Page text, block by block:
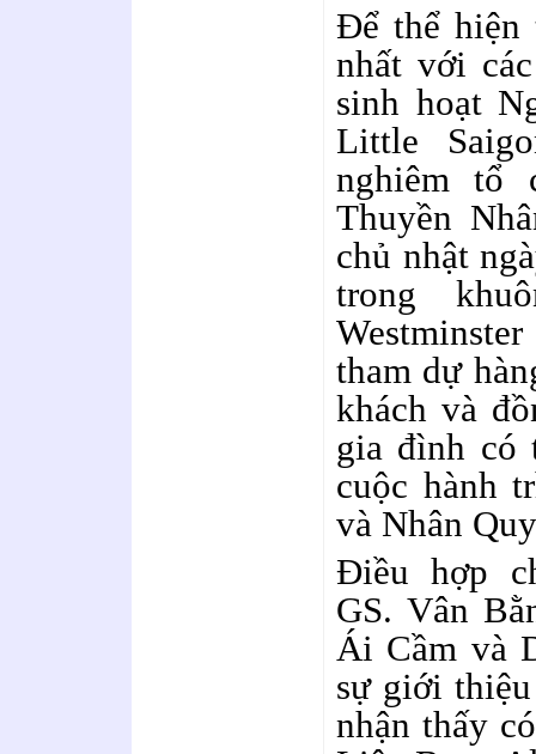
Để thể hiện
nhất với
sinh hoạt
Little
nghiêm tổ
Thuyền
chủ nhật
trong
tham dự
khách và
gia đình có
cuộc hành
và Nhân
Điều hợp
GS. Vân
Ái Cầm và
sự giới
nhận thấy